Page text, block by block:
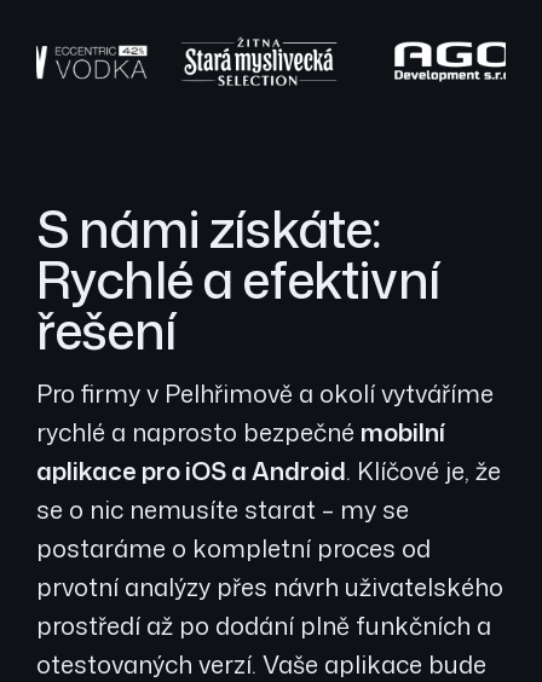
S námi získáte:
Rychlé a efektivní
řešení
Pro firmy v Pelhřimově a okolí vytváříme
rychlé a naprosto bezpečné mobilní
aplikace pro iOS a Android. Klíčové je, že
se o nic nemusíte starat – my se
postaráme o kompletní proces od
prvotní analýzy přes návrh uživatelského
prostředí až po dodání plně funkčních a
otestovaných verzí. Vaše aplikace bude